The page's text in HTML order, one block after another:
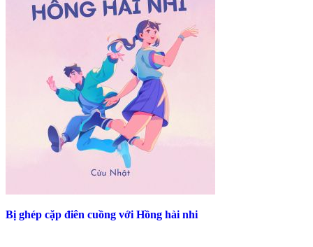
Bị ghép cặp điên cuồng với Hồng hài nhi